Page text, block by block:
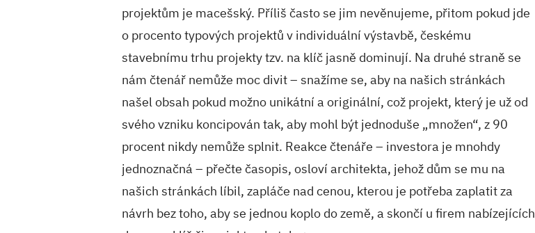
projektům je macešský. Příliš často se jim nevěnujeme, přitom pokud jde
o procento typových projektů v individuální výstavbě, českému
stavebnímu trhu projekty tzv. na klíč jasně dominují. Na druhé straně se
nám čtenář nemůže moc divit – snažíme se, aby na našich stránkách
našel obsah pokud možno unikátní a originální, což projekt, který je už od
svého vzniku koncipován tak, aby mohl být jednoduše „množen“, z 90
procent nikdy nemůže splnit. Reakce čtenáře – investora je mnohdy
jednoznačná – přečte časopis, osloví architekta, jehož dům se mu na
našich stránkách líbil, zapláče nad cenou, kterou je potřeba zaplatit za
návrh bez toho, aby se jednou koplo do země, a skončí u firem nabízejících